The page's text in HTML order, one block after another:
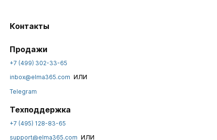
Контакты
Продажи
+7 (499) 302-33-65
inbox@elma365.com или
Telegram
Техподдержка
+7 (495) 128-83-65
support@elma365.com или